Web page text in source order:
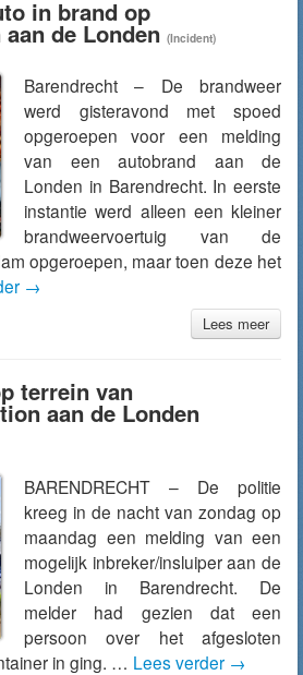
in brand op
de Londen (Incident)
Barendrecht – De brandweer
werd gisteravond met spoed
opgeroepen voor een melding
van een autobrand aan de
Londen in Barendrecht. In eerste
instantie werd alleen een kleiner
brandweervoertuig van de
opgeroepen, maar toen deze het
→
Lees meer
terrein van
aan de Londen
BARENDRECHT – De politie
kreeg in de nacht van zondag op
maandag een melding van een
mogelijk inbreker/insluiper aan de
Londen in Barendrecht. De
melder had gezien dat een
persoon over het afgesloten
in ging. … Lees verder →